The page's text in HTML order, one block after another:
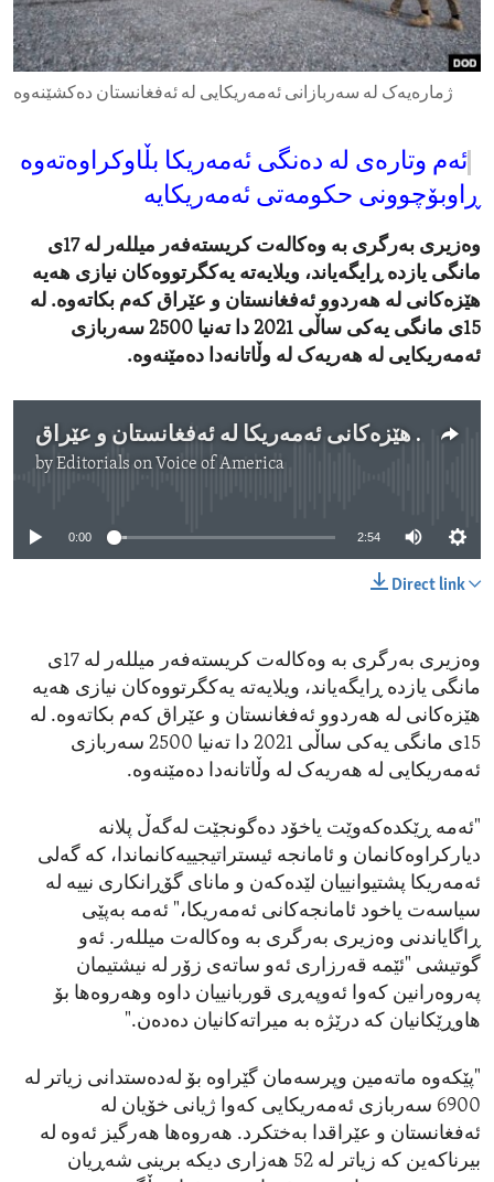
ENVIRONMENT AND HEALTH
IDEALS AND INSTITUTIONS
ژمارەیەک لە سەربازانی ئەمەریکایی لە ئەفغانستان دەکشێنەوە
ئەم وتارەی لە دەنگی ئەمەریکا بڵاوکراوەتەوە
ڕاوبۆچوونی حکومەتی ئەمەریکایە
وەزیری بەرگری بە وەکالەت کریستەفەر میللەر لە 17ی
مانگی یازدە ڕایگەیاند، ویلایەتە یەکگرتووەکان نیازی هەیە
هێزەکانی لە هەردوو ئەفغانستان و عێراق کەم بکاتەوە. لە
15ی مانگی یەکی ساڵی 2021 دا تەنیا 2500 سەربازی
ئەمەریکایی لە هەریەک لە وڵاتانەدا دەمێنەوە.
کەمکردنەوەی هێزەکانی ئەمەریکا لە ئەفغانستان و عێراق
byEditorials on Voice of America
0:00 2:54
Direct link
وەزیری بەرگری بە وەکالەت کریستەفەر میللەر لە 17ی
مانگی یازدە ڕایگەیاند، ویلایەتە یەکگرتووەکان نیازی هەیە
هێزەکانی لە هەردوو ئەفغانستان و عێراق کەم بکاتەوە. لە
15ی مانگی یەکی ساڵی 2021 دا تەنیا 2500 سەربازی
ئەمەریکایی لە هەریەک لە وڵاتانەدا دەمێنەوە.
"ئەمە ڕێکدەکەوێت یاخۆد دەگونجێت لەگەڵ پلانە
دیارکراوەکانمان و ئامانجە ئیستراتیجییەکانماندا، کە گەلی
ئەمەریکا پشتیوانییان لێدەکەن و مانای گۆڕانکاری نییە لە
سیاسەت یاخود ئامانجەکانی ئەمەریکا،" ئەمە بەپێی
ڕاگایاندنی وەزیری بەرگری بە وەکالەت میللەر. ئەو
گوتیشی "ئێمە قەرزاری ئەو ساتەی زۆر لە نیشتیمان
پەروەرانین کەوا ئەوپەڕی قوربانییان داوە وهەروەها بۆ
هاوڕێکانیان کە درێژە بە میراتەکانیان دەدەن."
"پێکەوە ماتەمین وپرسەمان گێراوە بۆ لەدەستدانی زیاتر لە
6900 سەربازی ئەمەریکایی کەوا ژیانی خۆیان لە
ئەفغانستان و عێراقدا بەختکرد. هەروەها هەرگیز ئەوە لە
بیرناکەین کە زیاتر لە 52 هەزاری دیکە برینی شەڕیان